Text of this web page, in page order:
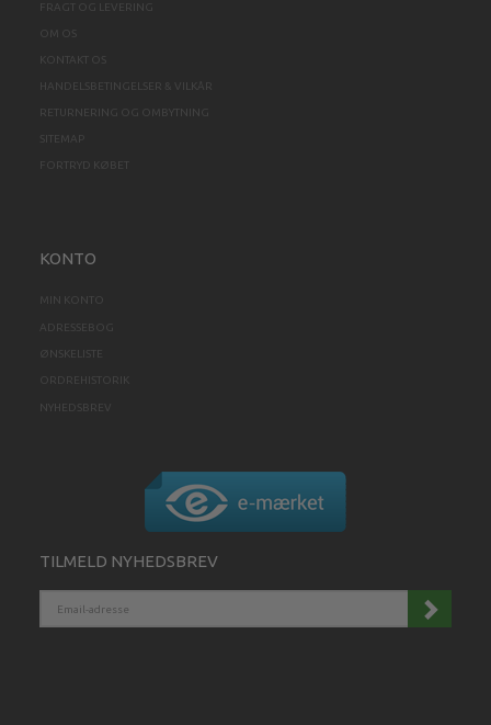
FRAGT OG LEVERING
OM OS
KONTAKT OS
HANDELSBETINGELSER & VILKÅR
RETURNERING OG OMBYTNING
SITEMAP
FORTRYD KØBET
KONTO
MIN KONTO
ADRESSEBOG
ØNSKELISTE
ORDREHISTORIK
NYHEDSBREV
TILMELD NYHEDSBREV
ADRESSE